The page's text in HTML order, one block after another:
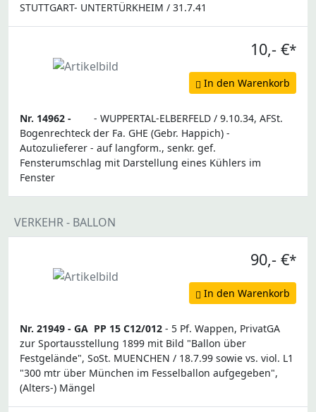
STUTTGART- UNTERTÜRKHEIM / 31.7.41
10,- €*
In den Warenkorb
Nr. 14962 -
- WUPPERTAL-ELBERFELD / 9.10.34, AFSt.
Bogenrechteck der Fa. GHE (Gebr. Happich) -
Autozulieferer - auf langform., senkr. gef.
Fensterumschlag mit Darstellung eines Kühlers im
Fenster
VERKEHR - BALLON
90,- €*
In den Warenkorb
Nr. 21949 - GA PP 15 C12/012 - 5 Pf. Wappen, PrivatGA
zur Sportausstellung 1899 mit Bild "Ballon über
Festgelände", SoSt. MUENCHEN / 18.7.99 sowie vs. viol. L1
"300 mtr über München im Fesselballon aufgegeben",
(Alters-) Mängel